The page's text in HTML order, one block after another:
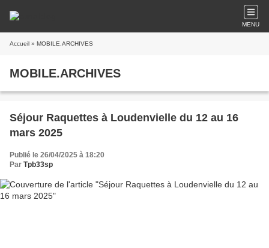
MENU
Accueil » MOBILE.ARCHIVES
MOBILE.ARCHIVES
Séjour Raquettes à Loudenvielle du 12 au 16
mars 2025
Publié le 26/04/2025 à 18:20
Par Tpb33sp